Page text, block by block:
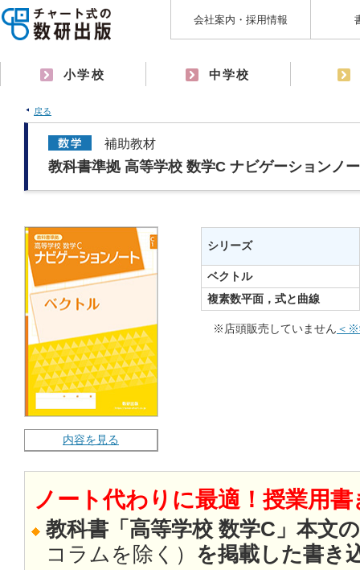
会社案内・採用情報
小学校 中学校
戻る
補助教材
教科書準拠 高等学校 数学C ナビゲーションノ
内容を見る
シリーズ
ベクトル
複素数平面，式と曲線
※店頭販売していません ＜※
ノート代わりに最適！授業用
教科書「高等学校 数学C」本文
コラムを除く） を掲載した書き